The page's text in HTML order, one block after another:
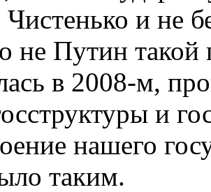
и не
не Путин
в 2008-м,
и
нашего
таким.